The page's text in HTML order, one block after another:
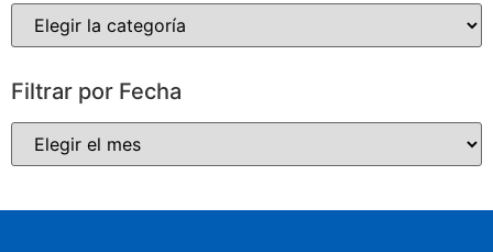
Filtrar por Fecha